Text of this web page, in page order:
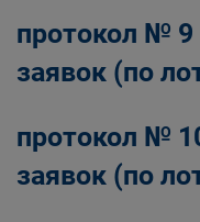
протокол № 9
заявок (по
протокол №
заявок (по